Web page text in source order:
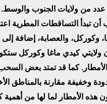
عدد من ولايات الجنوب والوسط.
أن تبدأ التساقطات المطرية
وكوركل، والعصابة، إضافة
كيدي ماغا وكوركل
كما قد تمتد بعض
وخفيفة مقارنة بالمناطق
هذه الأمطار لما لها من